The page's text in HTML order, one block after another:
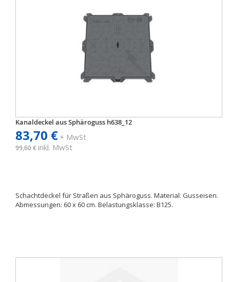
Kanaldeckel aus Sphäroguss h638_12
83,70 €+ MwSt
99,60 € inkl. MwSt
Schachtdeckel für Straßen aus Sphäroguss. Material: Gusseisen.
Abmessungen: 60 x 60 cm. Belastungsklasse: B125.